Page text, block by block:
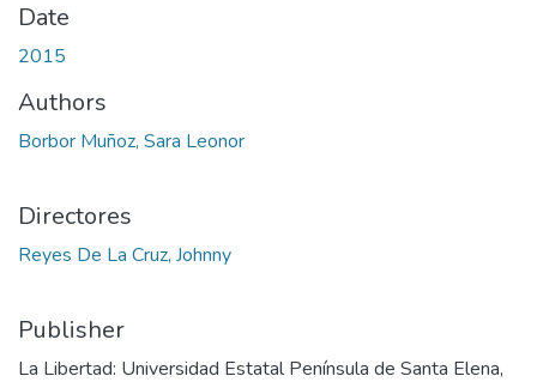
Date
2015
Authors
Borbor Muñoz, Sara Leonor
Directores
Reyes De La Cruz, Johnny
Publisher
La Libertad: Universidad Estatal Península de Santa Elena,